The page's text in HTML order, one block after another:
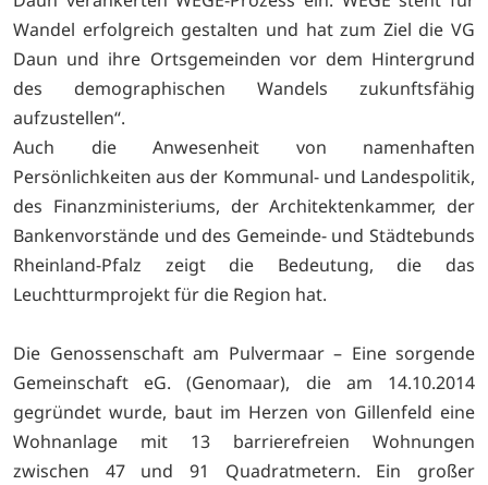
Wandel erfolgreich gestalten und hat zum Ziel die VG
Daun und ihre Ortsgemeinden vor dem Hintergrund
des demographischen Wandels zukunftsfähig
aufzustellen“.
Auch die Anwesenheit von namenhaften
Persönlichkeiten aus der Kommunal- und Landespolitik,
des Finanzministeriums, der Architektenkammer, der
Bankenvorstände und des Gemeinde- und Städtebunds
Rheinland-Pfalz zeigt die Bedeutung, die das
Leuchtturmprojekt für die Region hat.
Die Genossenschaft am Pulvermaar – Eine sorgende
Gemeinschaft eG. (Genomaar), die am 14.10.2014
gegründet wurde, baut im Herzen von Gillenfeld eine
Wohnanlage mit 13 barrierefreien Wohnungen
zwischen 47 und 91 Quadratmetern. Ein großer